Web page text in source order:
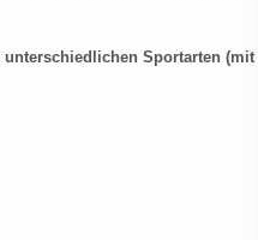
Sportarten (mit